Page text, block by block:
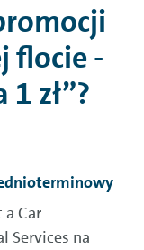
flocie -
zł”?
Car
Services na